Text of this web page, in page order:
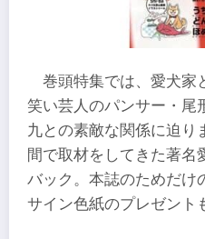
巻頭特集では、愛犬家
笑い芸人のパンサー・尾
九との素敵な関係に迫り
間で取材をしてきた著名
バック。本誌のためだけ
サイン色紙のプレゼント